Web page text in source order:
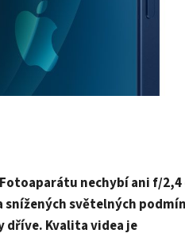
nechybí ani f/2,4
světelných
dříve. Kvalita videa je